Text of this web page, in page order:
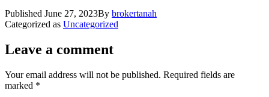
Published June 27, 2023By brokertanah
Categorized as Uncategorized
Leave a comment
Your email address will not be published. Required fields are
marked *